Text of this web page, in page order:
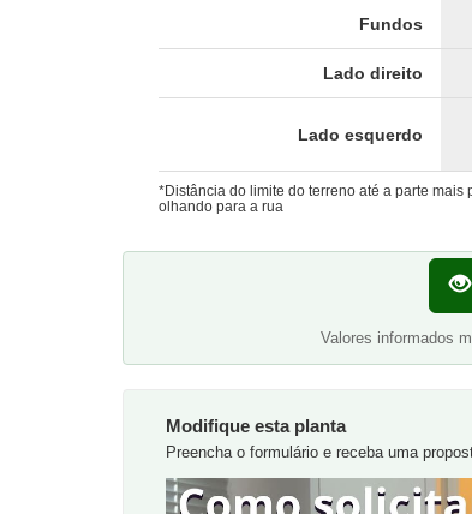
Fundos
Lado direito
Lado esquerdo
*Distância do limite do terreno até a parte
olhando para a rua
Valores informados
Modifique esta planta
Preencha o formulário e receba uma